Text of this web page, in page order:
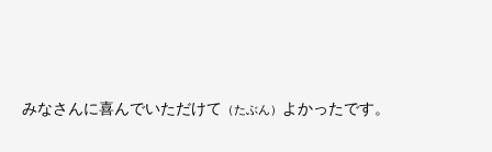
みなさんに喜んでいただけて （たぶん） よかったです。